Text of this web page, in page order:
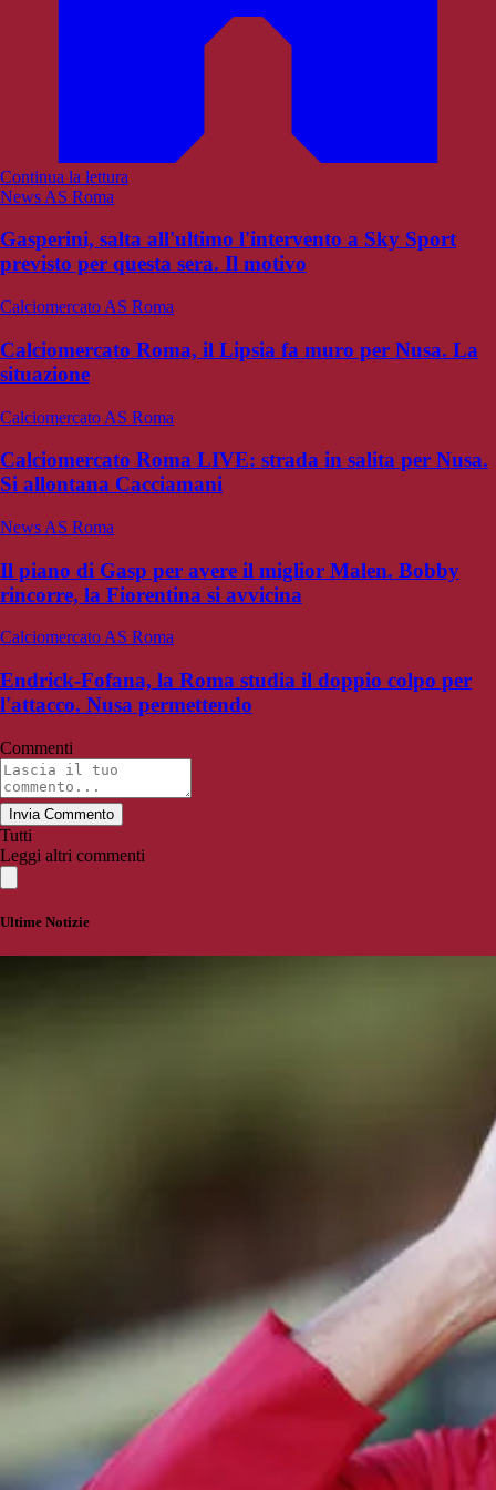
Continua la lettura
News AS Roma
Gasperini, salta all'ultimo l'intervento a Sky Sport
previsto per questa sera. Il motivo
Calciomercato AS Roma
Calciomercato Roma, il Lipsia fa muro per Nusa. La
situazione
Calciomercato AS Roma
Calciomercato Roma LIVE: strada in salita per Nusa.
Si allontana Cacciamani
News AS Roma
Il piano di Gasp per avere il miglior Malen. Bobby
rincorre, la Fiorentina si avvicina
Calciomercato AS Roma
Endrick-Fofana, la Roma studia il doppio colpo per
l'attacco. Nusa permettendo
Commenti
Invia Commento
Tutti
Leggi altri commenti
Ultime Notizie